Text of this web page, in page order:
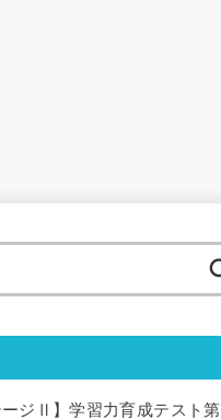
ージⅡ】学習力育成テスト第